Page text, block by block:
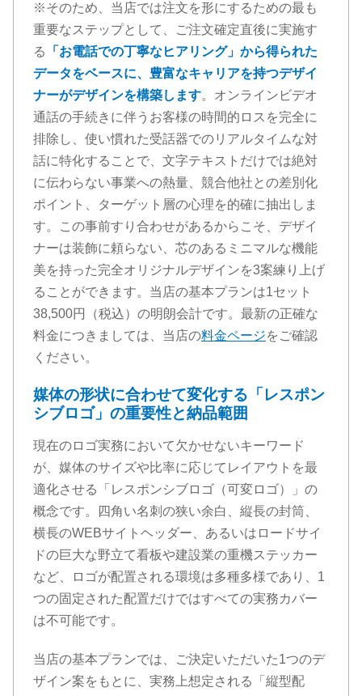
※そのため、当店では注文を形にするための最も
重要なステップとして、ご注文確定直後に実施す
る
「お電話での丁寧なヒアリング」から得られた
データをベースに、豊富なキャリアを持つデザイ
ナーがデザインを構築します。オンラインビデオ
通話の手続きに伴うお客様の時間的ロスを完全に
排除し、使い慣れた受話器でのリアルタイムな対
話に特化することで、文字テキストだけでは絶対
に伝わらない事業への熱量、競合他社との差別化
ポイント、ターゲット層の心理を的確に抽出しま
す。この事前すり合わせがあるからこそ、デザイ
ナーは装飾に頼らない、芯のあるミニマルな機能
美を持った完全オリジナルデザインを3案練り上げ
ることができます。当店の基本プランは1セット
38,500円（税込）の明朗会計です。最新の正確な
料金につきましては、当店の料金ページをご確認
ください。
媒体の形状に合わせて変化する「レスポン
シブロゴ」の重要性と納品範囲
現在のロゴ実務において欠かせないキーワード
が、媒体のサイズや比率に応じてレイアウトを最
適化させる「レスポンシブロゴ（可変ロゴ）」の
概念です。四角い名刺の狭い余白、縦長の封筒、
横長のWEBサイトヘッダー、あるいはロードサイ
ドの巨大な野立て看板や建設業の重機ステッカー
など、ロゴが配置される環境は多種多様であり、1
つの固定された配置だけではすべての実務カバー
は不可能です。
当店の基本プランでは、ご決定いただいた1つのデ
ザイン案をもとに、実務上想定される「縦型配